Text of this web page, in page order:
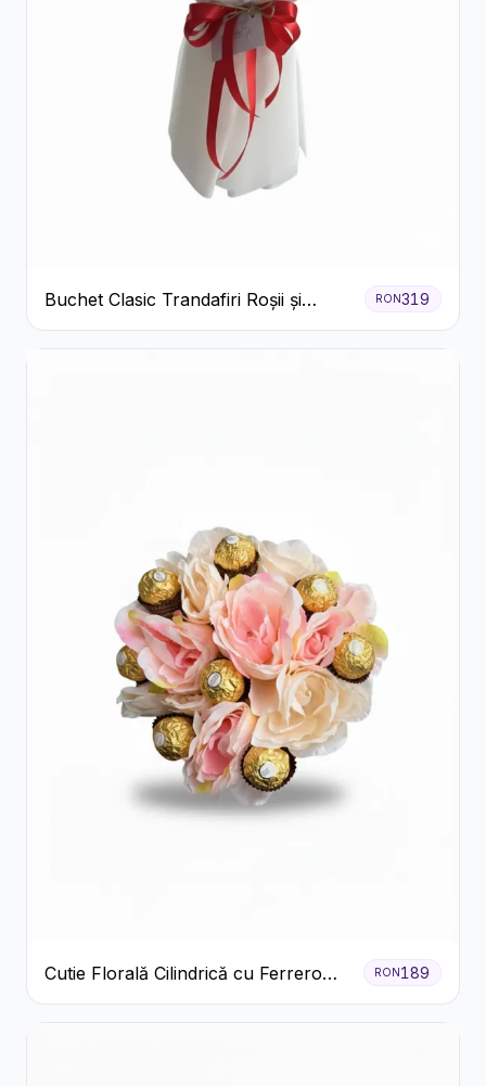
Buchet Clasic Trandafiri Roșii și
Eucalipt
RON319
Cutie Florală Cilindrică cu Ferrero
Rocher și Trandafiri Pastel
RON 189